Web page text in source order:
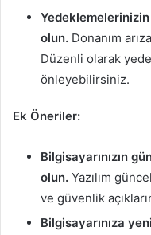
olun. Donanım
Düzenli olarak
önleyebilirsiniz.
Ek Öneriler:
Bilgisayarınızın
olun. Yazılım
ve güvenlik
Bilgisayarınıza